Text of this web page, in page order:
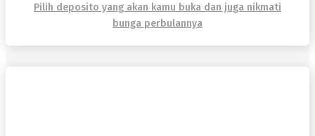
Pilih deposito yang akan kamu buka dan juga nikmati
bunga perbulannya